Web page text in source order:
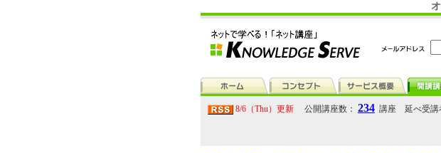
8/6（Thu）更新 公開講座数： 234 講座 延べ受講